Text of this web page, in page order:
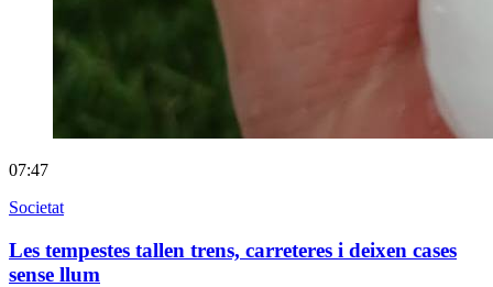
07:47
Societat
Les tempestes tallen trens, carreteres i deixen cases
sense llum